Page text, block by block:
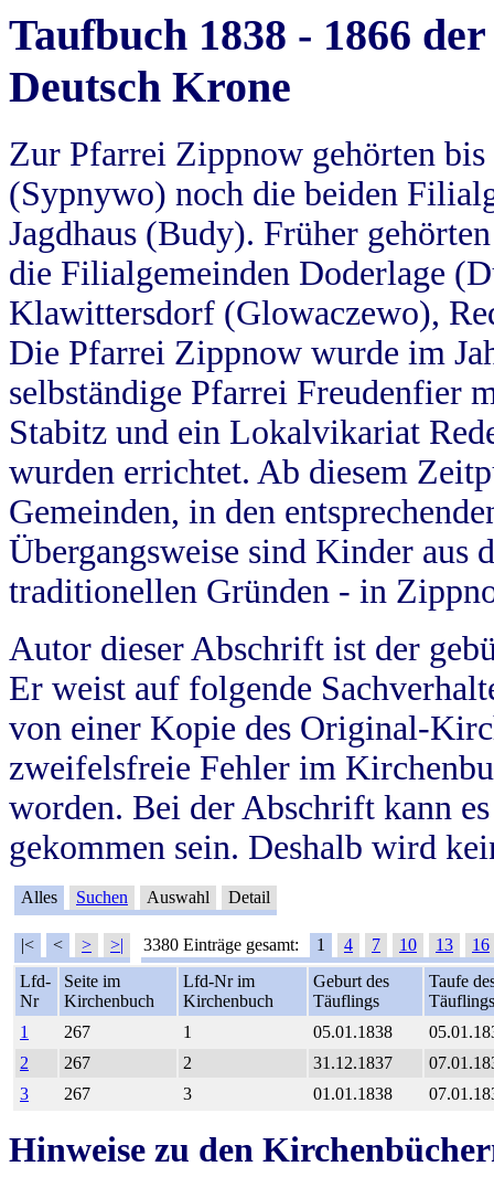
Taufbuch 1838 - 1866
Deutsch Krone
Zur Pfarrei Zippnow gehörten
(Sypnywo) noch die beiden
Jagdhaus (Budy). Früher
die Filialgemeinden Doderlage
Klawittersdorf (Glowaczewo),
Die Pfarrei Zippnow wurde im
selbständige Pfarrei Freudenfier
Stabitz und ein Lokalvikariat
wurden errichtet. Ab diesem
Gemeinden, in den
Übergangsweise sind Kinder aus
traditionellen Gründen - in
Autor dieser Abschrift ist der
Er weist auf folgende
von einer Kopie des Original-
zweifelsfreie Fehler im
worden. Bei der Abschrift kann
gekommen sein. Deshalb wird
Alles Suchen Auswahl Detail
|< < > >| 3380 Einträge gesamt: 1 4 7 10 13
16
Lfd-
Nr
Seite im
Kirchenbuch
Lfd-Nr im
Kirchenbuch
Geburt des
Täuflings
Taufe
Täuflings
1
267 1 05.01.1838
2
267 2 31.12.1837
3
267 3 01.01.1838
Hinweise zu den